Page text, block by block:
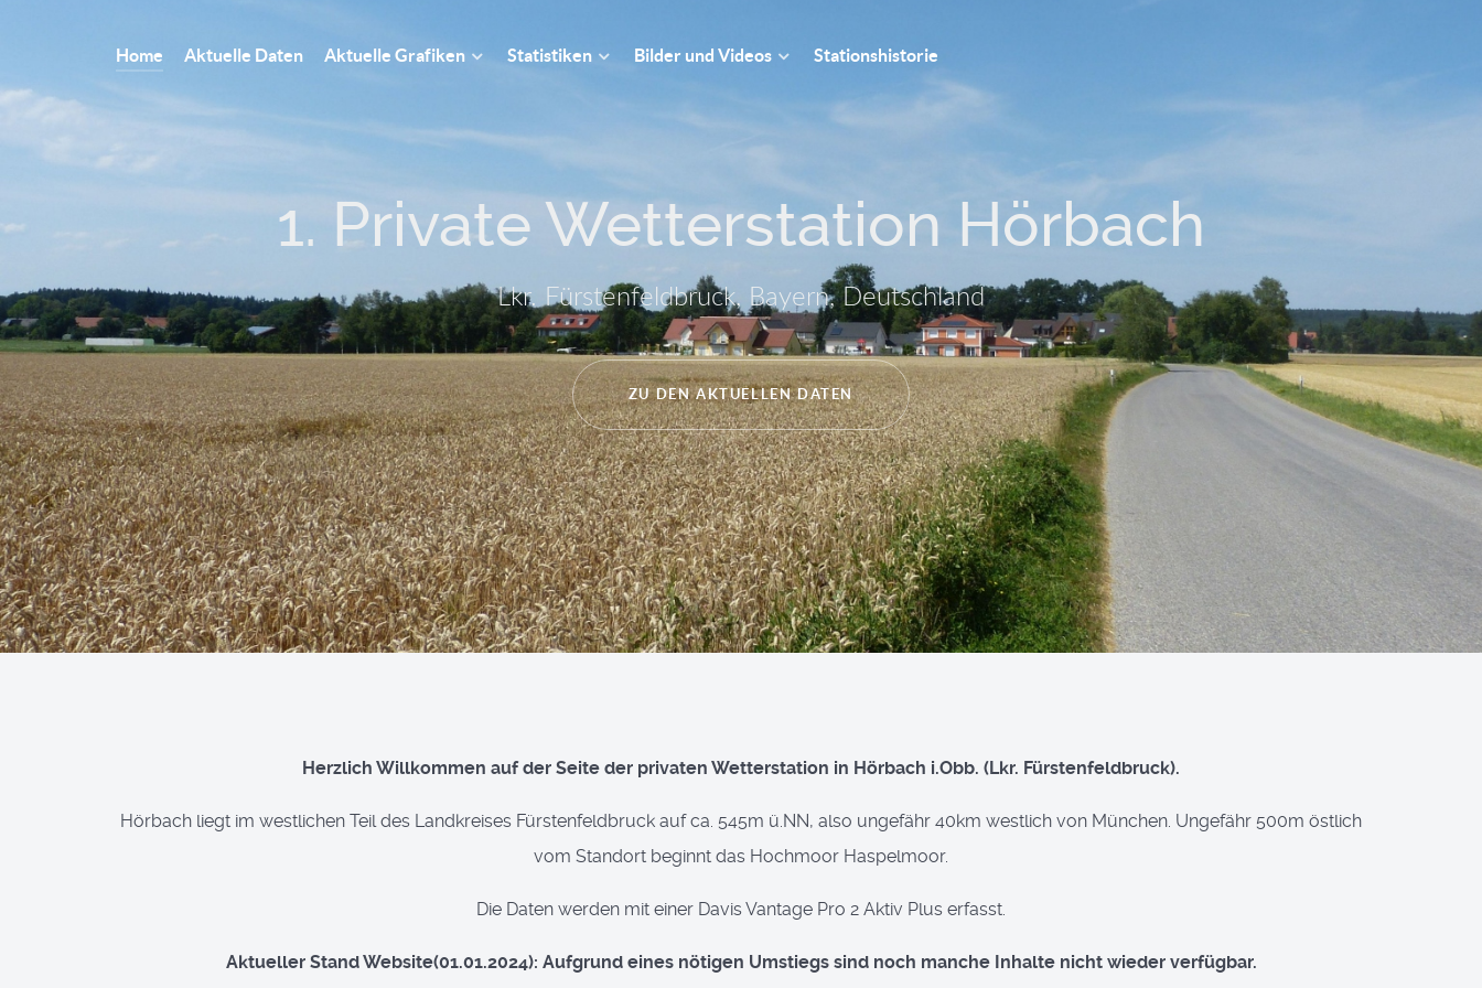
Home Aktuelle Daten Aktuelle Grafiken Statistiken Bilder und Videos Stationshistorie
1. Private Wetterstation Hörbach
Lkr. Fürstenfeldbruck, Bayern, Deutschland
ZU DEN AKTUELLEN DATEN
Herzlich Willkommen auf der Seite der privaten Wetterstation in Hörbach i.Obb. (Lkr. Fürstenfeldbruck).
Hörbach liegt im westlichen Teil des Landkreises Fürstenfeldbruck auf ca. 545m ü.NN, also ungefähr 40km westlich von München. Ungefähr 500m östlich
vom Standort beginnt das Hochmoor Haspelmoor.
Die Daten werden mit einer Davis Vantage Pro 2 Aktiv Plus erfasst.
Aktueller Stand Website(01.01.2024): Aufgrund eines nötigen Umstiegs sind noch manche Inhalte nicht wieder verfügbar.